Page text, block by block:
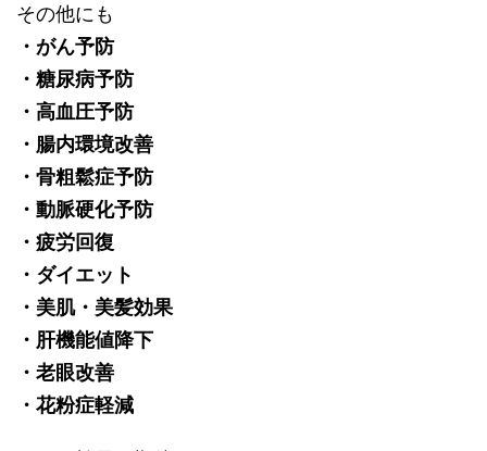
その他にも
・がん予防
・糖尿病予防
・高血圧予防
・腸内環境改善
・骨粗鬆症予防
・動脈硬化予防
・疲労回復
・ダイエット
・美肌・美髪効果
・肝機能値降下
・老眼改善
・花粉症軽減